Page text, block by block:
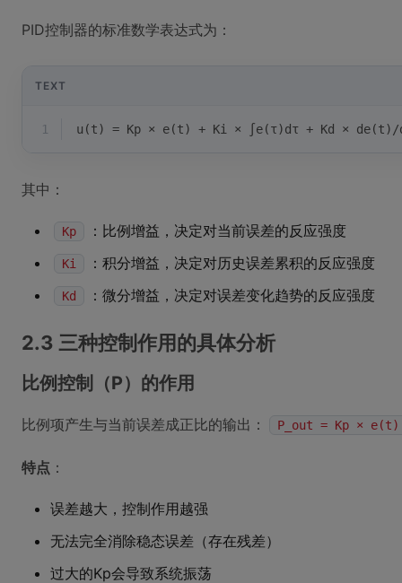
PID控制器的标准数学表达式为：
TEXT
1 u(t) = Kp × e(t) + Ki × ∫e(τ)dτ + Kd × de(t)/
其中：
Kp ：比例增益，决定对当前误差的反应强度
Ki ：积分增益，决定对历史误差累积的反应强度
Kd ：微分增益，决定对误差变化趋势的反应强度
2.3 三种控制作用的具体分析
比例控制（P）的作用
比例项产生与当前误差成正比的输出： P_out = Kp × e(t)
特点 ：
误差越大，控制作用越强
无法完全消除稳态误差（存在残差）
过大的Kp会导致系统振荡